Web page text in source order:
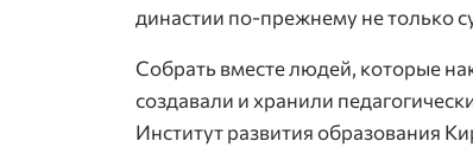
династии по-прежнему не только
Собрать вместе людей, которые
создавали и хранили
Институт развития образования